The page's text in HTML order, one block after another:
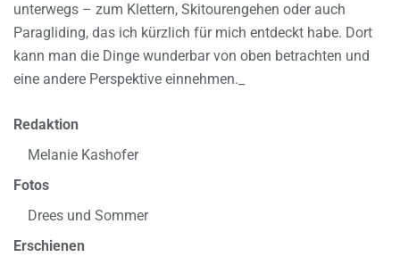
unterwegs – zum Klettern, Skitourengehen oder auch
Paragliding, das ich kürzlich für mich entdeckt habe. Dort
kann man die Dinge wunderbar von oben betrachten und
eine andere Perspektive einnehmen._
Redaktion
Melanie Kashofer
Fotos
Drees und Sommer
Erschienen